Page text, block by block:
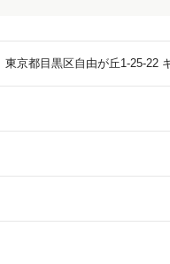
東京都目黒区自由が丘1-25-22